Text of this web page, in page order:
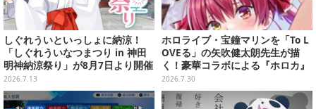
しぐれういといっしょに納涼！
「しぐれういなつまつり in 神田
明神納涼祭り」が8月7日より開催
決定
2026.7.13
ホロライブ・宝鐘マリンを「To L
OVEる」の矢吹健太朗先生が描
く！豪華コラボによる『ホロカ』
限定カードがお披露目
2026.7.30